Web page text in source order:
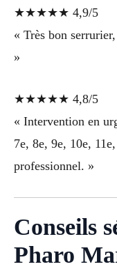
★★★★★ 4,9/5
« Très bon
»
★★★★★ 4,8/5
« Intervention en
7e, 8e, 9e, 10e,
professionnel. »
Conseils
Pharo